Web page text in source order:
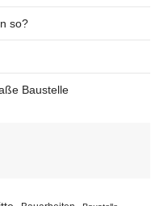
so?
Baustelle